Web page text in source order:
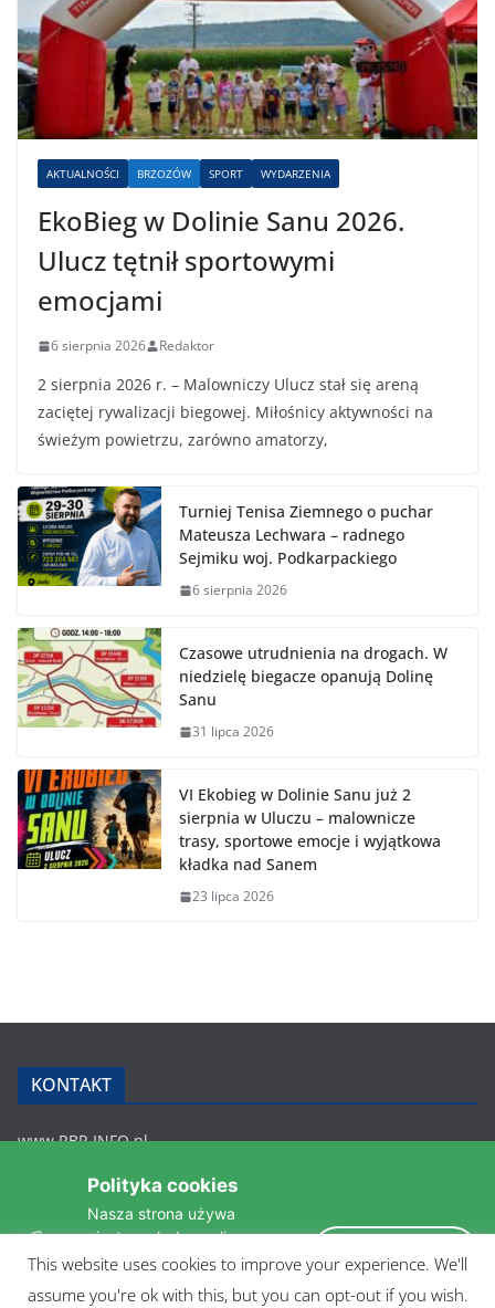
AKTUALNOŚCI BRZOZÓW SPORT WYDARZENIA
EkoBieg w Dolinie Sanu 2026.
Ulucz tętnił sportowymi
emocjami
6 sierpnia 2026 Redaktor
2 sierpnia 2026 r. – Malowniczy Ulucz stał się areną
zaciętej rywalizacji biegowej. Miłośnicy aktywności na
świeżym powietrzu, zarówno amatorzy,
Turniej Tenisa Ziemnego o puchar
Mateusza Lechwara – radnego
Sejmiku woj. Podkarpackiego
6 sierpnia 2026
Czasowe utrudnienia na drogach. W
niedzielę biegacze opanują Dolinę
Sanu
31 lipca 2026
VI Ekobieg w Dolinie Sanu już 2
sierpnia w Uluczu – malownicze
trasy, sportowe emocje i wyjątkowa
kładka nad Sanem
23 lipca 2026
KONTAKT
www.RBR.INFO.pl
36-200 Brzozów
rbr.info.pl@gmail.com
POLITYKA PRYWATNOŚCI
This website uses cookies to improve your experience. We'll
assume you're ok with this, but you can opt-out if you wish.
Polityka cookies
Nasza strona używa
ciasteczek do analizy
statystyk i zapewnienia
Akceptuję